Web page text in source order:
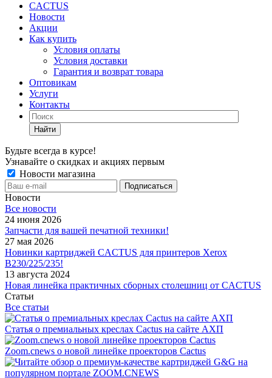
CACTUS
Новости
Акции
Как купить
Условия оплаты
Условия доставки
Гарантия и возврат товара
Оптовикам
Услуги
Контакты
Найти
Будьте всегда в курсе!
Узнавайте о скидках и акциях первым
Новости магазина
Новости
Все новости
24 июня 2026
Запчасти для вашей печатной техники!
27 мая 2026
Новинки картриджей CACTUS для принтеров Xerox
B230/225/235!
13 августа 2024
Новая линейка практичных сборных столешниц от CACTUS
Статьи
Все статьи
Статья о премиальных креслах Cactus на сайте АХП
Zoom.cnews о новой линейке проекторов Cactus